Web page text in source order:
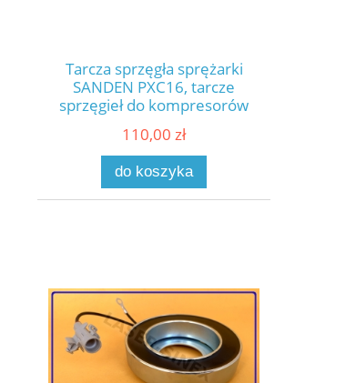
Tarcza sprzęgła sprężarki
SANDEN PXC16, tarcze
sprzęgieł do kompresorów
klimatyzacji OPEL Insignia,
SAAB 9-5, części do
klimatyzacji w samochodzie
(ZK-133)
110,00 zł
do koszyka